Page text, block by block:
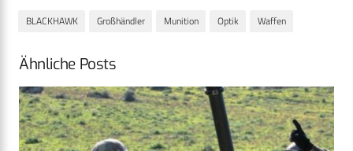
BLACKHAWK Großhändler Munition Optik Waffen
Ähnliche Posts